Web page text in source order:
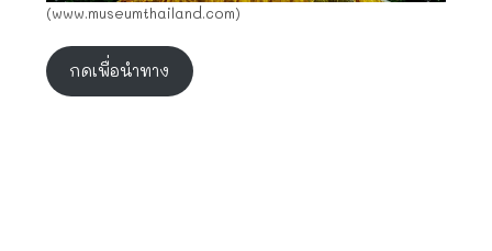
(www.museumthailand.com)
กดเพื่อนำทาง